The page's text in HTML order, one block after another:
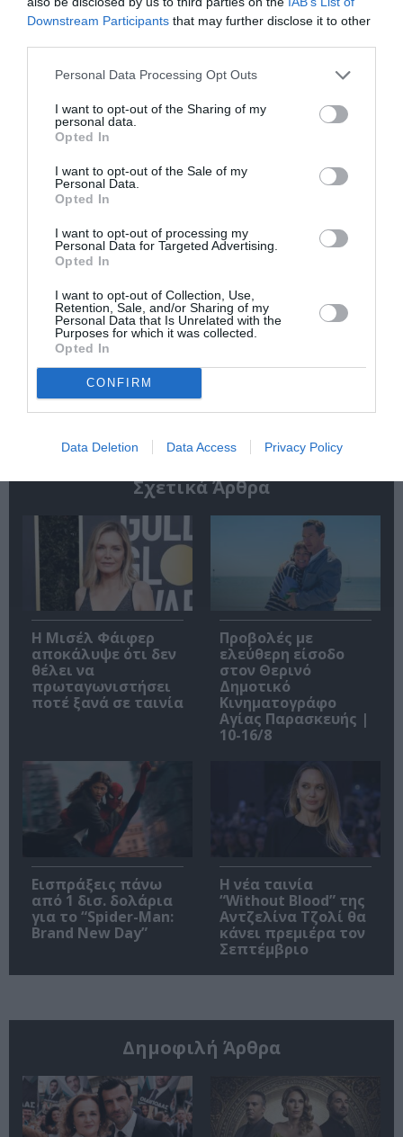
Downstream Participants that may further disclose it to other
Personal Data Processing Opt Outs
I want to opt-out of the Sharing of my
personal data.
Opted In
I want to opt-out of the Sale of my
Personal Data.
Opted In
I want to opt-out of processing my
Personal Data for Targeted Advertising.
Opted In
I want to opt-out of Collection, Use,
Retention, Sale, and/or Sharing of my
Personal Data that Is Unrelated with the
Purposes for which it was collected.
Opted In
CONFIRM
Data Deletion Data Access Privacy Policy
Νέοι Διαγωνισμοί❯
Tags
CINOBO
ΔΡΑΜΑΤΙΚΗ - ΚΟΙΝΩΝΙΚΗ
ΔΩΡΕΑΝ ΕΚΔΗΛΩΣΕΙΣ
ΝΤΟΚΙΜΑΝΤΕΡ - ΙΣΤΟΡΙΚΕΣ ΤΑΙΝΙΕΣ
ΞΕΝΕΣ ΤΑΙΝΙΕΣ
Κάθε βδομάδα στο e-mail σας τα τελευταία νέα για
την Τέχνη και τον Πολιτισμό!
Ακολουθήστε το Culturenow.gr
Σχετικά Άρθρα
Η Μισέλ Φάιφερ
αποκάλυψε ότι δεν
θέλει να
πρωταγωνιστήσει
ποτέ ξανά σε ταινία
Προβολές με
ελεύθερη είσοδο
στον Θερινό
Δημοτικό
Κινηματογράφο
Αγίας Παρασκευής |
10-16/8
Εισπράξεις πάνω
από 1 δισ. δολάρια
για το “Spider-Man:
Brand New Day”
Η νέα ταινία
“Without Blood” της
Αντζελίνα Τζολί θα
κάνει πρεμιέρα τον
Σεπτέμβριο
Δημοφιλή Άρθρα